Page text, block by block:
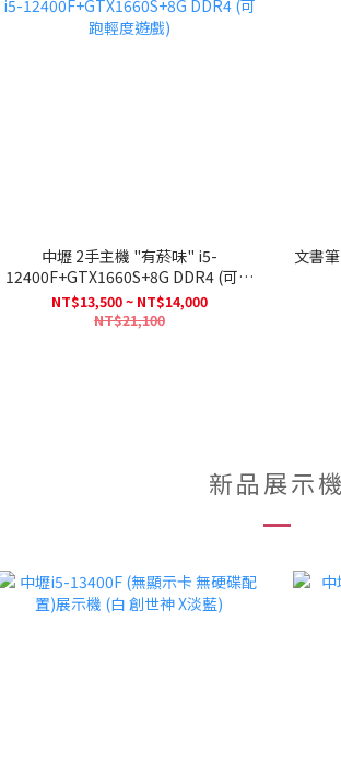
中壢 2手主機 "有菸味" i5-
12400F+GTX1660S+8G DDR4 (可跑
輕度遊戲)
NT$13,500 ~ NT$14,000
NT$21,100
文書筆電 2手 ideapad
新品展示機